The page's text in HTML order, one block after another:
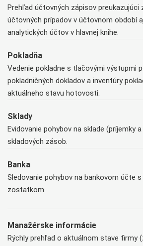
Prehľad účtovných zápisov preukazujúci
účtovných prípadov v účtovnom období
analytických účtov v hlavnej knihe.
Pokladňa
Vedenie pokladne s tlačovými výstupmi
pokladničných dokladov a inventúry
aktuálneho stavu hotovosti.
Sklady
Evidovanie pohybov na sklade (príjemky
skladových zásob.
Banka
Sledovanie pohybov na bankovom účte
zostatkom.
Manažérske informácie
Rýchly prehľad o aktuálnom stave firmy